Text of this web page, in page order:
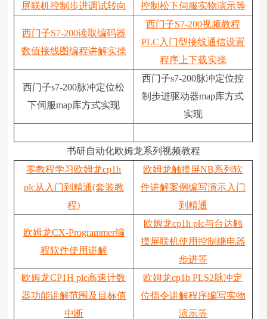
屏联机控制步进调试转向
控制松下伺服实物演示等
西门子S7-200读取编码器
数值接线图编程讲解实操
西门子S7-200视频教程
PLC入门型接线通信设置
程序上下载实操
西门子s7-200脉冲定位松
下伺服map库方式实现
西门子s7-200脉冲定位控
制步进驱动器map库方式
实现
书研自动化欧姆龙系列视频教程
零教程学习欧姆龙cp1h
plc从入门到精通(套装教
程)
欧姆龙触摸屏NB系列软
件讲解案例编写演示入门
到精通
欧姆龙CX-Programmer编
程软件使用讲解
欧姆龙cp1h plc与台达触
摸屏联机使用控制继电器
步进等
欧姆龙CP1H plc高速计数
器功能讲解范围及目标值
中断
欧姆龙cp1h PLS2脉冲定
位指令讲解程序编写实物
演示等